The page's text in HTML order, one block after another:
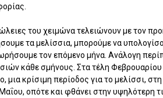
του χειμώνα τελειώνουν με τον
τα μελίσσια, μπορούμε να
τον επόμενο μήνα. Ανάλογη
κάθε σμήνους. Στα τέλη
μια κρίσιμη περίοδος για το μελίσσι,
οπότε και φθάνει στην υψηλότερη